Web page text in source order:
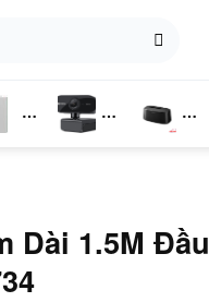
Dài 1.5M